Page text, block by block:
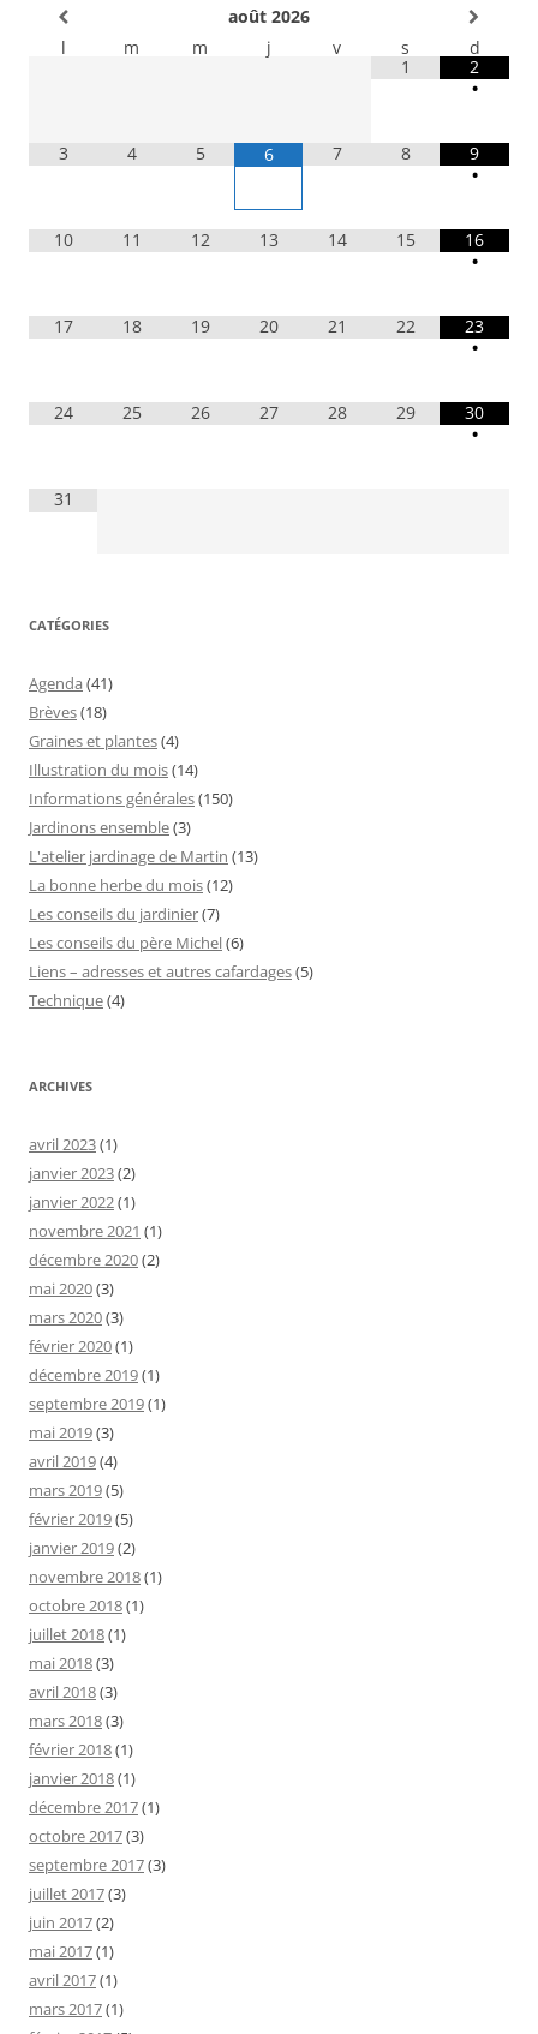
août 2026
l
m m j v s
d
1
2
•
3 4 5 6 7 8
9
•
10 11 12 13 14 15
16
•
17 18 19 20 21 22
23
•
24 25 26 27 28 29
30
•
31
CATÉGORIES
Agenda (41)
Brèves(18)
Graines et plantes(4)
Illustration du mois(14)
Informations générales(150)
Jardinons ensemble(3)
L'atelier jardinage de Martin (13)
La bonne herbe du mois(12)
Les conseils du jardinier(7)
Les conseils du père Michel(6)
Liens – adresses et autres cafardages(5)
Technique(4)
ARCHIVES
avril 2023(1)
janvier 2023(2)
janvier 2022(1)
novembre 2021 (1)
décembre 2020(2)
mai 2020(3)
mars 2020(3)
février 2020(1)
décembre 2019(1)
septembre 2019(1)
mai 2019(3)
avril 2019(4)
mars 2019(5)
février 2019(5)
janvier 2019(2)
novembre 2018(1)
octobre 2018(1)
juillet 2018(1)
mai 2018(3)
avril 2018(3)
mars 2018(3)
février 2018(1)
janvier 2018(1)
décembre 2017(1)
octobre 2017(3)
septembre 2017(3)
juillet 2017(3)
juin 2017(2)
mai 2017(1)
avril 2017(1)
mars 2017(1)